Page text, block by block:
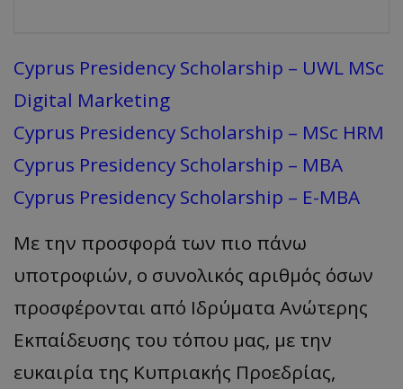
Cyprus Presidency Scholarship – UWL MSc
Digital Marketing
Cyprus Presidency Scholarship – MSc HRM
Cyprus Presidency Scholarship – MBA
Cyprus Presidency Scholarship – E-MBA
Με την προσφορά των πιο πάνω
υποτροφιών, ο συνολικός αριθμός όσων
προσφέρονται από Ιδρύματα Ανώτερης
Εκπαίδευσης του τόπου μας, με την
ευκαιρία της Κυπριακής Προεδρίας,